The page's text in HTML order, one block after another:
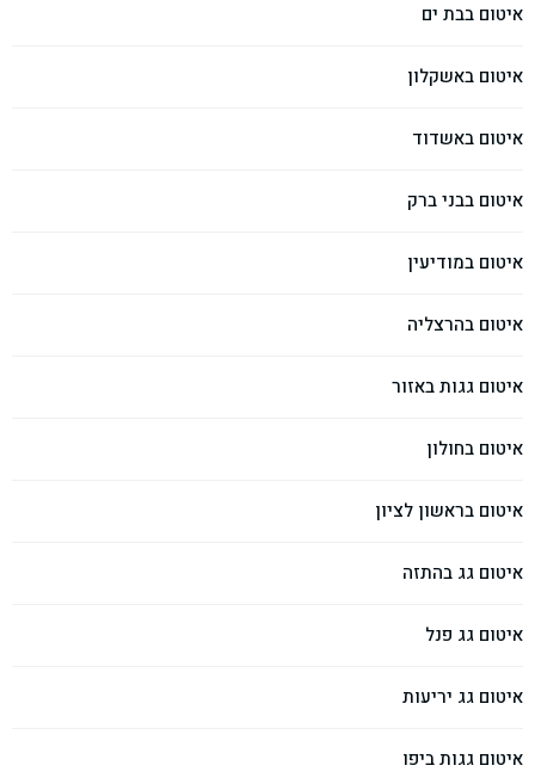
איטום בבת ים
איטום באשקלון
איטום באשדוד
איטום בבני ברק
איטום במודיעין
איטום בהרצליה
איטום גגות באזור
איטום בחולון
איטום בראשון לציון
איטום גג בהתזה
איטום גג פנל
איטום גג יריעות
איטום גגות ביפו